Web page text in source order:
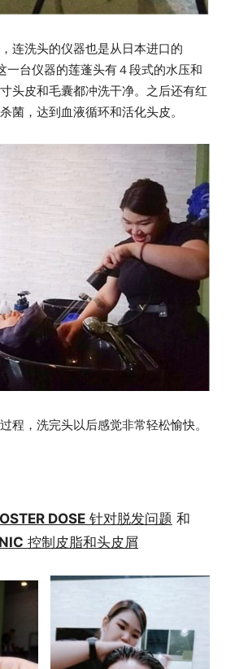
连洗头的仪器也是从日本进口的
一台仪器的莲蓬头有４段式的水压和
头皮和毛囊都冲洗干净。之后还有红
菌，达到血液循环和活化头皮。
程，洗完头以后感觉非常轻松愉快。
DOSE 针对脱发问题 和
控制皮脂和头皮屑